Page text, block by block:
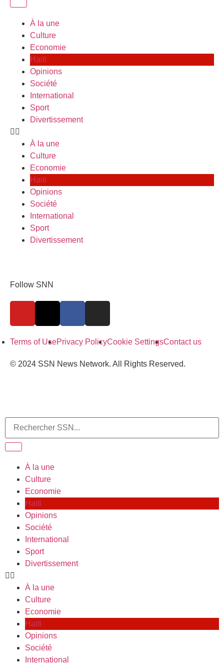
À la une
Culture
Economie
Haiti
Opinions
Société
International
Sport
Divertissement
À la une
Culture
Economie
Haiti
Opinions
Société
International
Sport
Divertissement
Follow SNN
Terms of UsePrivacy PolicyCookie SettingsContact us
© 2024 SSN News Network. All Rights Reserved.
À la une
Culture
Economie
Haiti
Opinions
Société
International
Sport
Divertissement
À la une
Culture
Economie
Haiti
Opinions
Société
International